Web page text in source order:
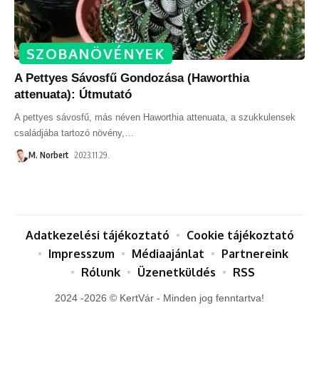
SZOBANÖVÉNYEK
A Pettyes Sávosfű Gondozása (Haworthia
attenuata): Útmutató
A pettyes sávosfű, más néven Haworthia attenuata, a szukkulensek
családjába tartozó növény,
M. Norbert 2023.11.29.
2024 -2026 © KertVár - Minden jog fenntartva!
Adatkezelési tájékoztató
Cookie tájékoztató
Impresszum
Médiaajánlat
Partnereink
Rólunk
Üzenetküldés RSS